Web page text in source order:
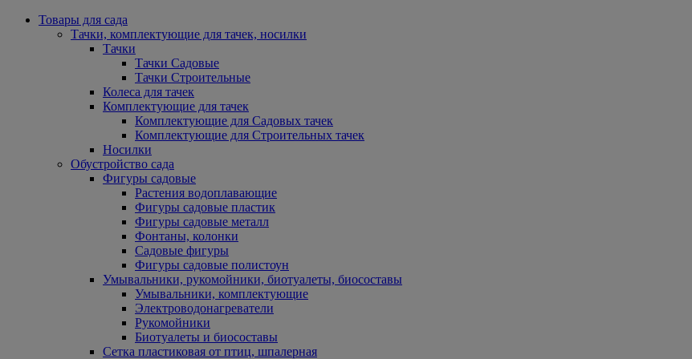
Товары для сада
Тачки, комплектующие для тачек, носилки
Тачки
Тачки Садовые
Тачки Строительные
Колеса для тачек
Комплектующие для тачек
Комплектующие для Садовых тачек
Комплектующие для Строительных тачек
Носилки
Обустройство сада
Фигуры садовые
Растения водоплавающие
Фигуры садовые пластик
Фигуры садовые металл
Фонтаны, колонки
Садовые фигуры
Фигуры садовые полистоун
Умывальники, рукомойники, биотуалеты, биосоставы
Умывальники, комплектующие
Электроводонагреватели
Рукомойники
Биотуалеты и биосоставы
Сетка пластиковая от птиц, шпалерная